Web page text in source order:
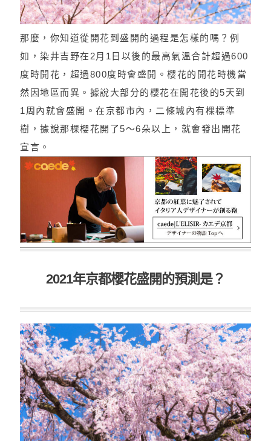
那麼，你知道從開花到盛開的過程是怎樣的嗎？例
如，染井吉野在2月1日以後的最高氣溫合計超過600
度時開花，超過800度時會盛開。櫻花的開花時機當
然因地區而異。據說大部分的櫻花在開花後的5天到
1周內就會盛開。在京都市內，二條城內有棵標準
樹，據說那棵櫻花開了5～6朵以上，就會發出開花
宣言。
2021年京都櫻花盛開的預測是？